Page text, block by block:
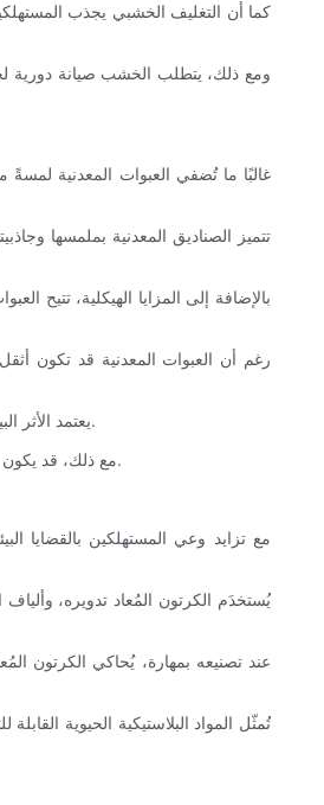
كما أن التغليف الخشبي يجذب
ومع ذلك، يتطلب الخشب صيانة دورية
غالبًا ما تُضفي العبوات المعدنية لمسةً
تتميز الصناديق المعدنية بملمسها
بالإضافة إلى المزايا الهيكلية، تتيح
رغم أن العبوات المعدنية قد تكون
يعتمد الأثر البيئي للتغليف المعدني بشكل كبير على تفاصيل مصادر المواد وإعادة تدويرها. فالعديد من المعادن قابلة لإعادة التدوير وإعادة الاستخدام، مما يعزز الاستدامة في قطاع المنتجات الفاخرة.
مع ذلك، قد يكون المعدن عرضة للخدوش أو الانبعاجات في حال سوء التعامل. يساعد التشطيب الدقيق والطبقات الواقية على الحفاظ على مظهره الأصلي، مما يضمن بقاء العبوة كعلامة مميزة للجودة.
مع تزايد وعي المستهلكين بالقضايا
يُستخدَم الكرتون المُعاد تدويره،
عند تصنيعه بمهارة، يُحاكي الكرتون
تُمثّل المواد البلاستيكية الحيوية